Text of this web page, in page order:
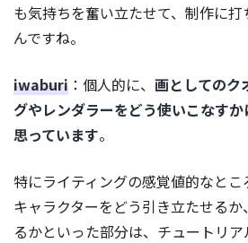
も気持ちを奮い立たせて、制作に
んですね。
iwaburi ：個人的に、 画としてのク
グやレンダラーをどう使いこなす
思っています。
特にライティングの感覚値的なと
キャラクターをどう引き立たせる
るかといった部分は、チュートリ